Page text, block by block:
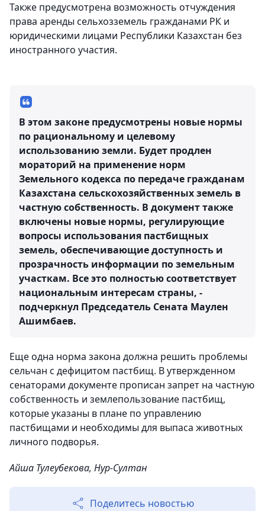
Также предусмотрена возможность отчуждения
права аренды сельхозземель гражданами РК и
юридическими лицами Республики Казахстан без
иностранного участия.
В этом законе предусмотрены новые нормы
по рациональному и целевому
использованию земли. Будет продлен
мораторий на применение норм
Земельного кодекса по передаче гражданам
Казахстана сельскохозяйственных земель в
частную собственность. В документ также
включены новые нормы, регулирующие
вопросы использования пастбищных
земель, обеспечивающие доступность и
прозрачность информации по земельным
участкам. Все это полностью соответствует
национальным интересам страны, -
подчеркнул Председатель Сената Маулен
Ашимбаев.
Еще одна норма закона должна решить проблемы
сельчан с дефицитом пастбищ. В утвержденном
сенаторами документе прописан запрет на частную
собственность и землепользование пастбищ,
которые указаны в плане по управлению
пастбищами и необходимы для выпаса животных
личного подворья.
Айша Тулеубекова, Нур-Султан
Поделитесь новостью